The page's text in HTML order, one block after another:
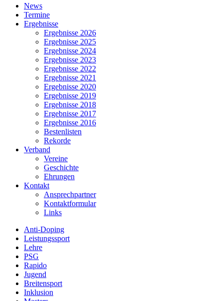
Close
Menu
News
Termine
Ergebnisse
Ergebnisse 2026
Ergebnisse 2025
Ergebnisse 2024
Ergebnisse 2023
Ergebnisse 2022
Ergebnisse 2021
Ergebnisse 2020
Ergebnisse 2019
Ergebnisse 2018
Ergebnisse 2017
Ergebnisse 2016
Bestenlisten
Rekorde
Verband
Vereine
Geschichte
Ehrungen
Kontakt
Ansprechpartner
Kontaktformular
Links
Anti-Doping
Leistungssport
Lehre
PSG
Rapido
Jugend
Breitensport
Inklusion